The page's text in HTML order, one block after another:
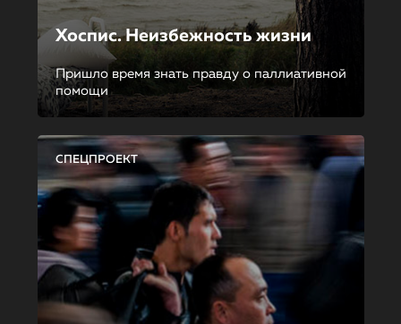
Хоспис. Неизбежность жизни
Пришло время знать правду о паллиативной
помощи
СПЕЦПРОЕКТ